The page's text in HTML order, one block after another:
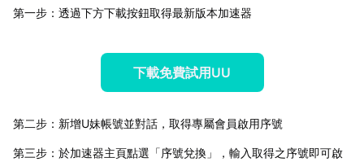
第一步：透過下方下載按鈕取得最新版本加速器
下載免費試用UU
第二步：新增U妹帳號並對話，取得專屬會員啟用序號
第三步：於加速器主頁點選「序號兌換」，輸入取得之序號即可啟